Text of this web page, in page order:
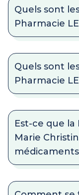
Quels sont
Pharmacie
Quels sont
Pharmacie
Est-ce que la
Marie